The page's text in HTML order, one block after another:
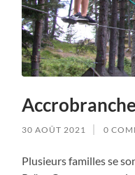
Accrobranche
30 AOÛT 2021 0
Plusieurs familles se